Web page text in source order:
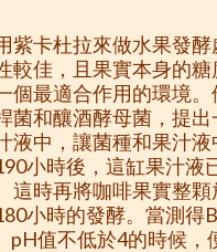
紫卡杜拉來做水果發酵
較佳，且果實本身的糖
個最適合作用的環境。
菌和釀酒酵母菌，提出
液中，讓菌種和果汁
小時後，這缸果汁液
這時再將咖啡果實整顆
小時的發酵。當測得
pH值不低於4的時候，